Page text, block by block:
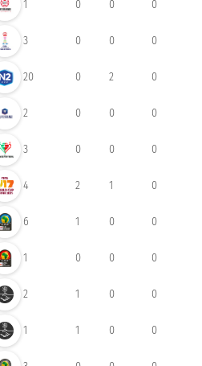
1 0 0 0
3 0 0 0
20 0 2 0
2 0 0 0
3 0 0 0
4 2 1 0
6 1 0 0
1 0 0 0
2 1 0 0
1 1 0 0